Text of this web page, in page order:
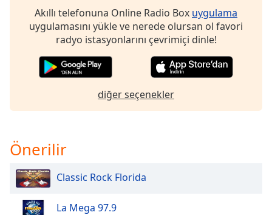
window.
Beginning
Escape
cancel
and
window.
Akıllı telefonuna Online Radio Box uygulama
uygulamasını yükle ve nerede olursan ol favori
radyo istasyonlarını çevrimiçi dinle!
diğer seçenekler
Önerilir
Classic Rock Florida
La Mega 97.9